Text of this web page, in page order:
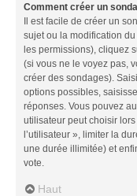
Comment créer un
Il est facile de créer un
sujet ou la modification
les permissions), cliquez
(si vous ne le voyez pas,
créer des sondages).
options possibles,
réponses. Vous pouvez
utilisateur peut choisir
l’utilisateur », limiter la
une durée illimitée) et
vote.
Haut